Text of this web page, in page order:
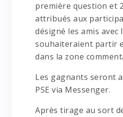
première question et
attribués aux
désigné les amis avec
souhaiteraient partir
dans la zone
Les gagnants seront
PSE via Messenger.
Après tirage au sort